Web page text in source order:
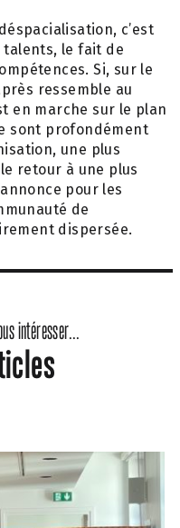
c’est
le fait de
Si, sur le
ressemble au
en marche sur le plan
sont profondément
une plus
retour à une plus
pour les
de
dispersée.
intéresser...